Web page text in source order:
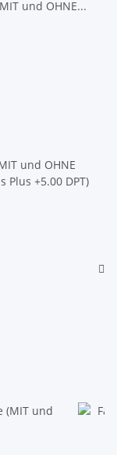
und OHNE
Plus +5.00 DPT)